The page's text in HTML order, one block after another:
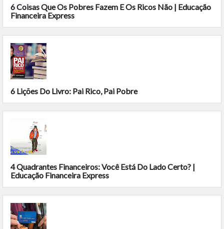
6 Coisas Que Os Pobres Fazem E Os Ricos Não | Educação
Financeira Express
6 Lições Do Livro: Pai Rico, Pai Pobre
4 Quadrantes Financeiros: Você Está Do Lado Certo? |
Educação Financeira Express